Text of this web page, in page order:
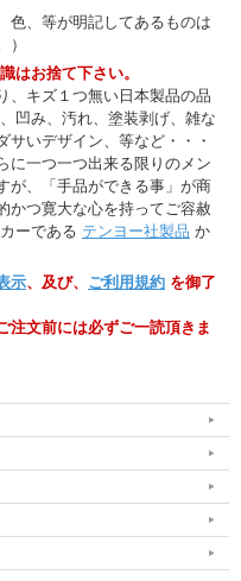
色、等が明記してあるものは
はお捨て下さい。
、キズ１つ無い日本製品の品
凹み、汚れ、塗装剥げ、雑な
いデザイン、等など・・・
に一つ一つ出来る限りのメン
が、「手品ができる事」が商
かつ寛大な心を持ってご容赦
ーである テンヨー社製品 か
示、及び、 ご利用規約 を御了
注文前には必ずご一読頂きま